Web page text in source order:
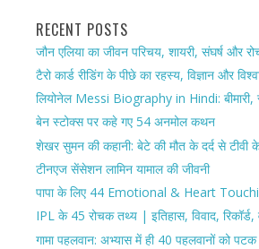
RECENT POSTS
जौन एलिया का जीवन परिचय, शायरी, संघर्ष और
टैरो कार्ड रीडिंग के पीछे का रहस्य, विज्ञान और
लियोनेल Messi Biography in Hindi:
बेन स्टोक्स पर कहे गए 54 अनमोल कथन
शेखर सुमन की कहानी: बेटे की मौत के दर्द से
टीनएज सेंसेशन लामिन यामाल की जीवनी
पापा के लिए 44 Emotional & Heart
IPL के 45 रोचक तथ्य | इतिहास, विवाद, रिकॉर्ड,
गामा पहलवान: अभ्यास में ही 40 पहलवानों को